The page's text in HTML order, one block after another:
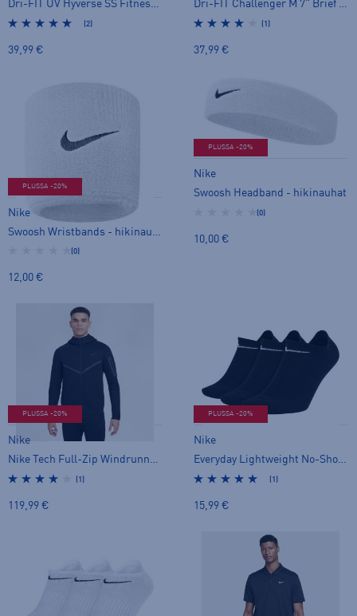
Dri-FIT UV Hyverse SS Fitness Top M - t-paita
(2)
39,99 €
Dri-FIT Challenger M 7" Brief Shorts - shortsit
(1)
37,99 €
PLUSSA -20%
Nike
(0)
12,00 €
PLUSSA -20%
Nike
Swoosh Headband - hikinauhat
(0)
10,00 €
PLUSSA -20%
Nike
Nike Tech Full-Zip Windrunner Hoodie Zip M - huppari
(1)
119,99 €
PLUSSA -20%
Nike
Everyday Lightweight No-Show - varrettomat sukat
(1)
15,99 €